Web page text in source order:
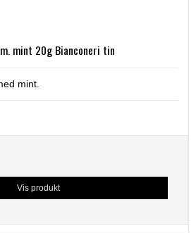
mint 20g Bianconeri tin
mint.
Vis produkt